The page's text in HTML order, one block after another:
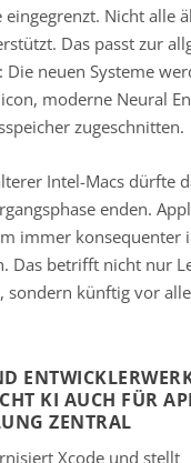
eingegrenzt. Nicht alle
Das passt zur
Die neuen Systeme
moderne Neural
zugeschnitten.
Intel-Macs dürfte
enden.
immer konsequenter
Das betrifft nicht nur
sondern künftig vor
KI AUCH FÜR
ZENTRAL
Xcode und stellt